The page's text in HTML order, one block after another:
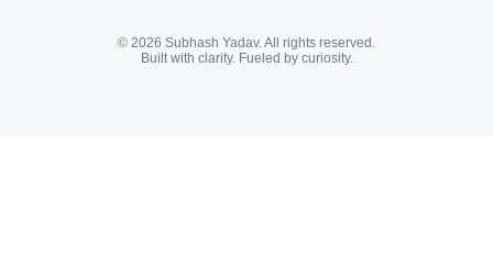
© 2026 Subhash Yadav. All rights reserved.
Built with clarity. Fueled by curiosity.